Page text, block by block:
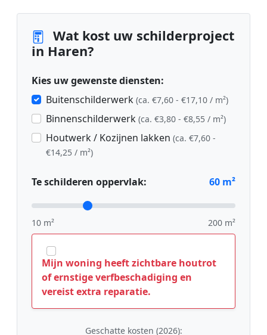
Wat kost uw schilderproject
in Haren?
Kies uw gewenste diensten:
Buitenschilderwerk (ca. €7,60 - €17,10 / m²)
Binnenschilderwerk (ca. €3,80 - €8,55 / m²)
Houtwerk / Kozijnen lakken (ca. €7,60 -
€14,25 / m²)
Te schilderen oppervlak: 60 m²
10 m² 200 m²
Mijn woning heeft zichtbare houtrot
of ernstige verfbeschadiging en
vereist extra reparatie.
Geschatte kosten (2026):